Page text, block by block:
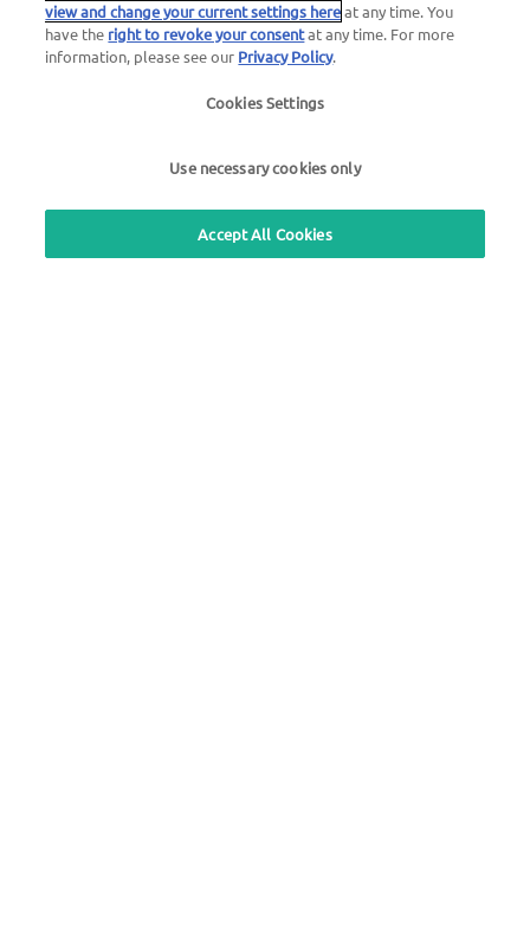
Numero di emergenza guasti
24 ore su 24
24 ore su 24
oppure
+49 6027 509-666
view and change your current settings hereat any time. You
have the right to revoke your consentat any time. For more
information, please see our Privacy Policy.
Cookies Settings
Use necessary cookies only
Accept All Cookies